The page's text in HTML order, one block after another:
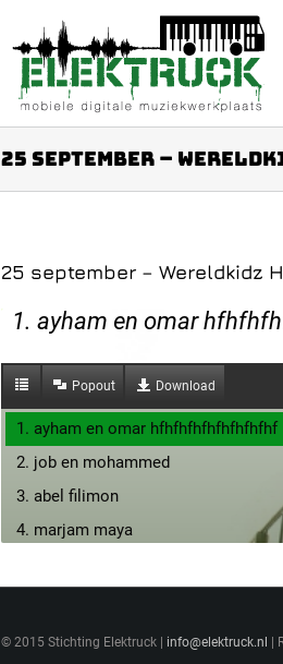
25 september –
25 september – Wereldkidz
1. ayham en omar
Popout Download
1. ayham en omar hfhfhfhfhfhfhfhfhf
2. job en mohammed
3. abel filimon
4. marjam maya
© 2015 Stichting Elektruck | info@elektruck.nl |